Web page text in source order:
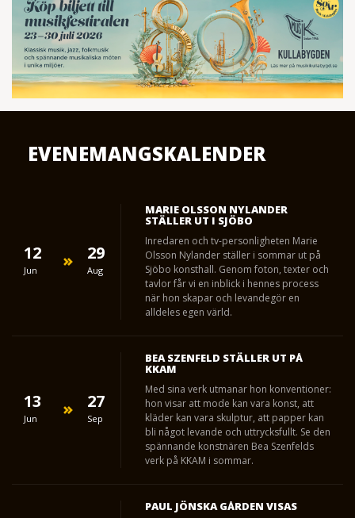
EVENEMANGSKALENDER
12
Jun
29
Aug
MARIE OLSSON NYLANDER
STÄLLER UT I SJÖBO
Inredaren och tv-personligheten Marie
Olsson Nylander ställer i sommar ut på
Sjöbo konsthall. Genom foton, texter och
tavlor får vi en inblick i hennes process
när hon skapar och levandegör en
alldeles egen värld.
13
Jun
27
Sep
BEA SZENFELD STÄLLER UT PÅ
KKAM
Med sina verk utmanar hon konventioner:
hon visar att mode kan vara konst, att
kläder kan vara skulptur, att papper kan
bli något levande och uttrycksfullt. Se den
spännande konstnären Bea Szenfelds
verk på KKAM i sommar.
PAUL JÖNSKA GÅRDEN VISAS